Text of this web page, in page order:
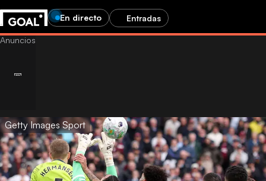
En directo Entradas
Getty Images Sport